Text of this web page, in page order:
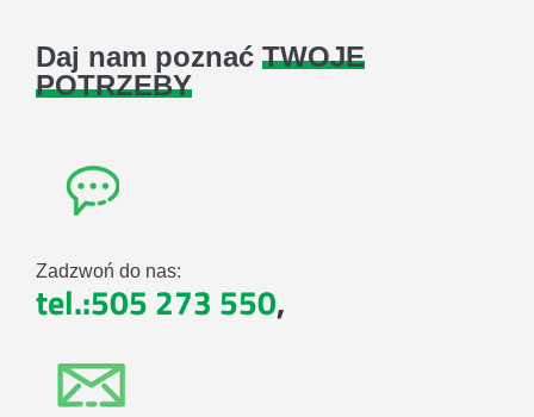
Daj nam poznać TWOJE
POTRZEBY
Zadzwoń do nas:
tel.:505 273 550,